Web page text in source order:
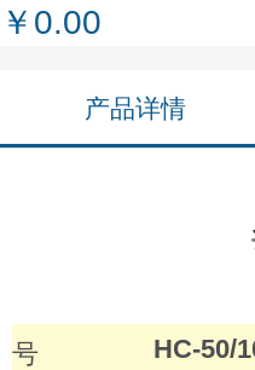
￥0.00
产品详情
号
HC-10/
HC-50/